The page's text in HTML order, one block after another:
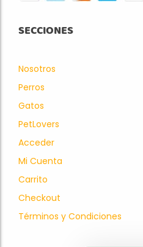
SECCIONES
Nosotros
Perros
Gatos
PetLovers
Acceder
Mi Cuenta
Carrito
Checkout
Términos y Condiciones